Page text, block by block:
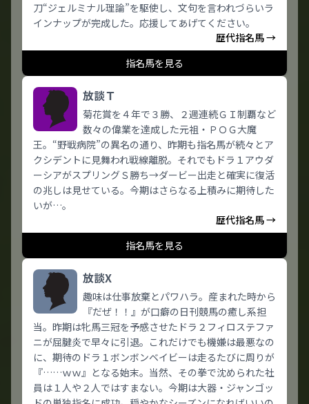
刀“ジェルミナル理論”を駆使し、文句を言われづらいラ
インナップが完成した。応援してあげてください。
歴代指名馬 →
指名馬を見る
放談Ｔ
菊花賞を４年で３勝、２週連続ＧＩ制覇など
数々の偉業を達成した元祖・ＰＯＧ大魔
王。“野戦病院”の異名の通り、昨期も指名馬が続々とア
クシデントに見舞われ戦線離脱。それでもドラ１アウダ
ーシアがスプリングＳ勝ち→ダービー出走と確実に復活
の兆しは見せている。今期はさらなる上積みに期待した
いが…。
歴代指名馬 →
指名馬を見る
放談X
趣味は仕事放棄とパワハラ。産まれた時から
『だぜ！！』が口癖の日刊競馬の癒し系担
当。昨期は牝馬三冠を予感させたドラ２フィロステファ
ニが屈腱炎で早々に引退。これだけでも機嫌は最悪なの
に、期待のドラ１ボンボンベイビーは走るたびに周りが
『……ｗｗ』となる始末。当然、その拳で沈められた社
員は１人や２人ではすまない。今期は大器・ジャンゴッ